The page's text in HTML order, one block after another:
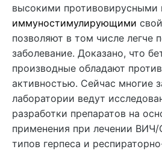
высокими противовирусными
иммуностимулирующими
позволяют в том числе легче
заболевание. Доказано, что
производные обладают
активностью. Сейчас многие
лаборатории ведут
разработки препаратов на
применения при лечении
типов герпеса и